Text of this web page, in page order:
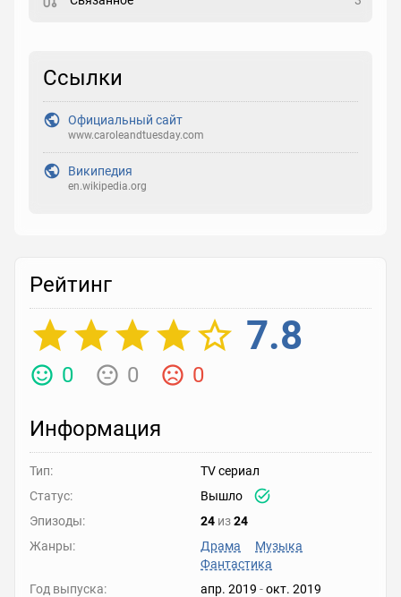
Реакция
Ссылки
Официальный сайт
www.caroleandtuesday.com
Википедия
en.wikipedia.org
Рейтинг
7.8
0 0 0
Информация
Тип:
TV сериал
Статус:
Вышло
Эпизоды:
24 из24
Жанры:
Драма
Музыка
Фантастика
Год выпуска:
апр. 2019 -окт. 2019